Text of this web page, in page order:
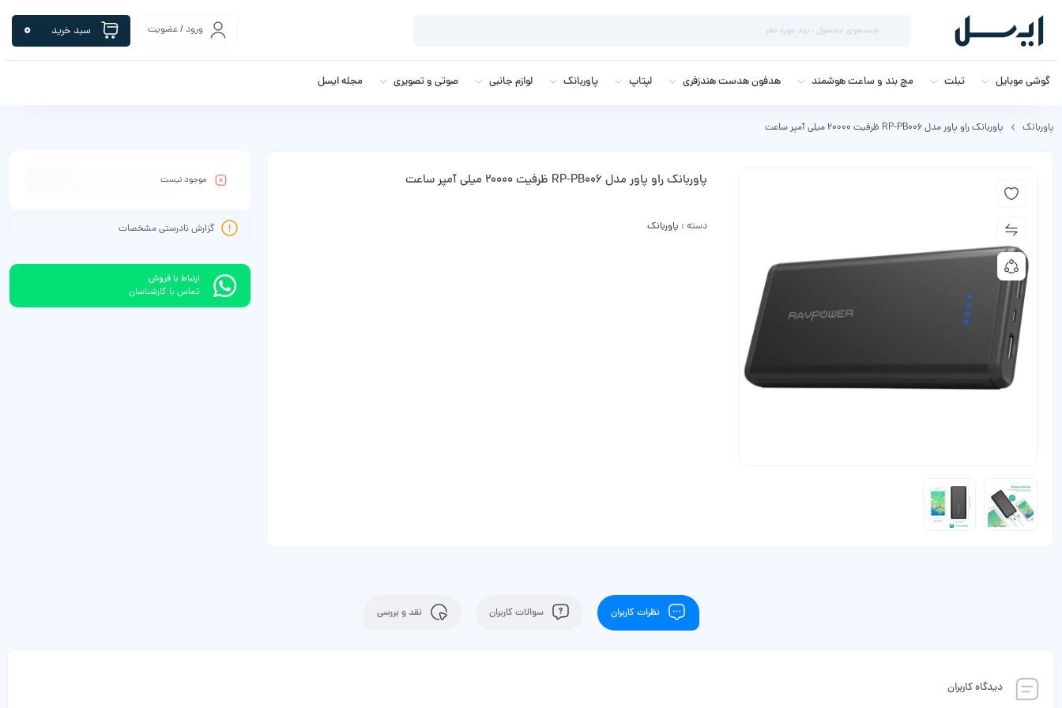
ورود / عضویت سبد خرید 0
گوشی موبایل تبلت مچ بند و ساعت هوشمند هدفون هدست هندزفری لپتاپ پاوربانک لوازم جانبی صوتی و تصویری مجله ایسل
پاوربانک پاوربانک راو پاور مدل RP-PB006 ظرفیت 20000 میلی آمپر ساعت
پاوربانک راو پاور مدل RP-PB006 ظرفیت 20000 میلی آمپر ساعت
دسته : پاوربانک
موجود نیست
گزارش نادرستی مشخصات
ارتباط با فروش
تماس با کارشناسان
نظرات کاربران سوالات کاربران نقد و بررسی
دیدگاه کاربران